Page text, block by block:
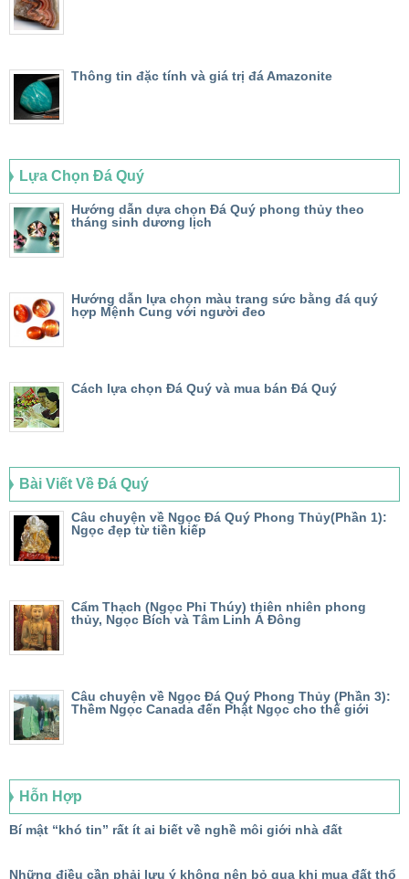
Thông tin đặc tính và giá trị đá Amazonite
Lựa Chọn Đá Quý
Hướng dẫn dựa chọn Đá Quý phong thủy theo
tháng sinh dương lịch
Hướng dẫn lựa chọn màu trang sức bằng đá quý
hợp Mệnh Cung với người đeo
Cách lựa chọn Đá Quý và mua bán Đá Quý
Bài Viết Về Đá Quý
Câu chuyện về Ngọc Đá Quý Phong Thủy(Phần 1):
Ngọc đẹp từ tiền kiếp
Cẩm Thạch (Ngọc Phỉ Thúy) thiên nhiên phong
thủy, Ngọc Bích và Tâm Linh Á Đông
Câu chuyện về Ngọc Đá Quý Phong Thủy (Phần 3):
Thềm Ngọc Canada đến Phật Ngọc cho thế giới
Hỗn Hợp
Bí mật “khó tin” rất ít ai biết về nghề môi giới nhà đất
Những điều cần phải lưu ý không nên bỏ qua khi mua đất thổ